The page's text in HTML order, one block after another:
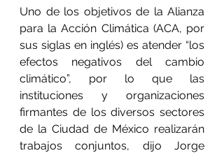
Uno de los objetivos de la Alianza
para la Acción Climática (ACA, por
sus siglas en inglés) es atender “los
efectos negativos del cambio
climático”, por lo que las
instituciones y organizaciones
firmantes de los diversos sectores
de la Ciudad de México realizarán
trabajos conjuntos, dijo Jorge